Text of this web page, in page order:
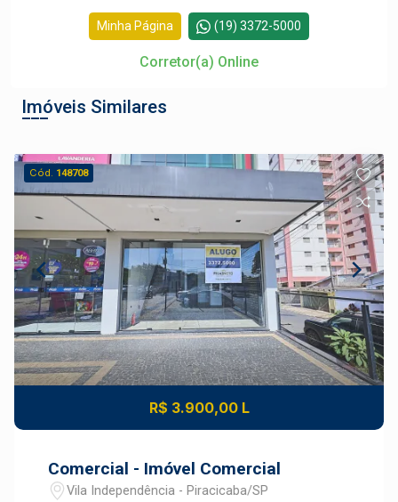
Minha Página (19) 3372-5000
Corretor(a) Online
Imóveis Similares
Cód. 148708
R$ 3.900,00 L
Comercial - Imóvel Comercial
Vila Independência - Piracicaba/SP